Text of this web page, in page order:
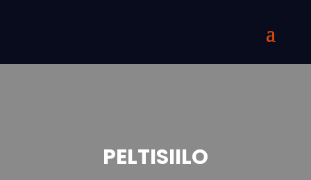
PELTISIILO